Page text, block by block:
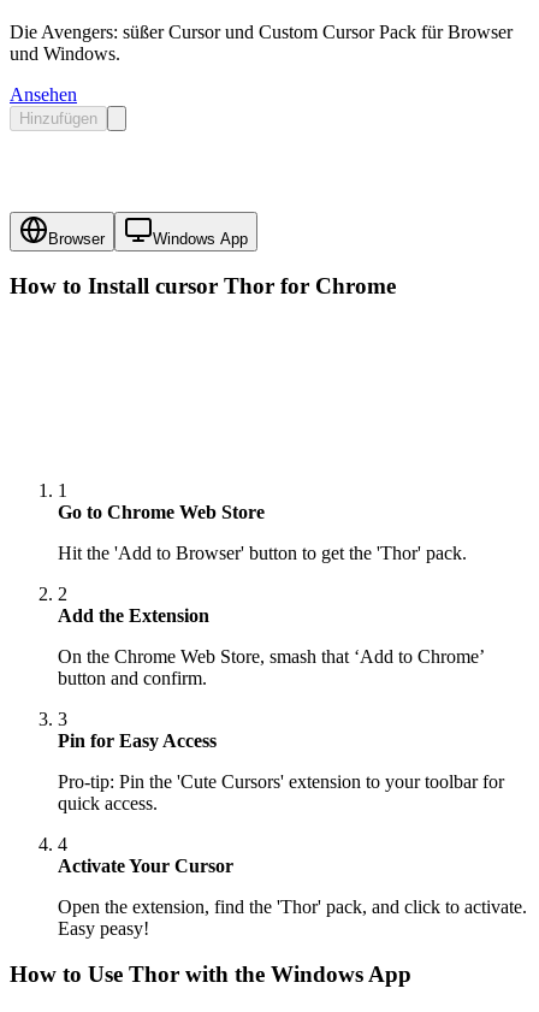
Die Avengers: süßer Cursor und Custom Cursor Pack für Browser
und Windows.
Ansehen
Hinzufügen
Browser Windows App
How to Install cursor Thor for Chrome
1
Go to Chrome Web Store
Hit the 'Add to Browser' button to get the 'Thor' pack.
2
Add the Extension
On the Chrome Web Store, smash that ‘Add to Chrome’
button and confirm.
3
Pin for Easy Access
Pro-tip: Pin the 'Cute Cursors' extension to your toolbar for
quick access.
4
Activate Your Cursor
Open the extension, find the 'Thor' pack, and click to activate.
Easy peasy!
How to Use Thor with the Windows App